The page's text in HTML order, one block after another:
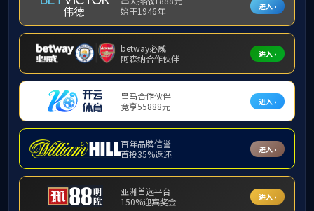
suncitygroup太阳成
文化理念 品牌故事 先进表彰 团队建设
社会责任 党建工作
首页 >先进表彰